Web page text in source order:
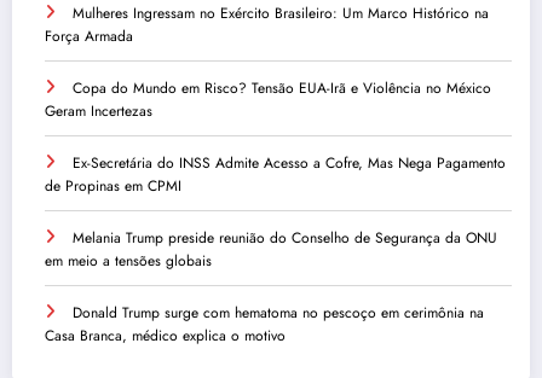
Mulheres Ingressam no Exército Brasileiro: Um Marco Histórico na
Força Armada
Copa do Mundo em Risco? Tensão EUA-Irã e Violência no México
Geram Incertezas
Ex-Secretária do INSS Admite Acesso a Cofre, Mas Nega Pagamento
de Propinas em CPMI
Melania Trump preside reunião do Conselho de Segurança da ONU
em meio a tensões globais
Donald Trump surge com hematoma no pescoço em cerimônia na
Casa Branca, médico explica o motivo